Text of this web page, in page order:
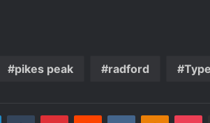
pikes peak radford
LinkedInTumblr PinterestReddit VKontakte